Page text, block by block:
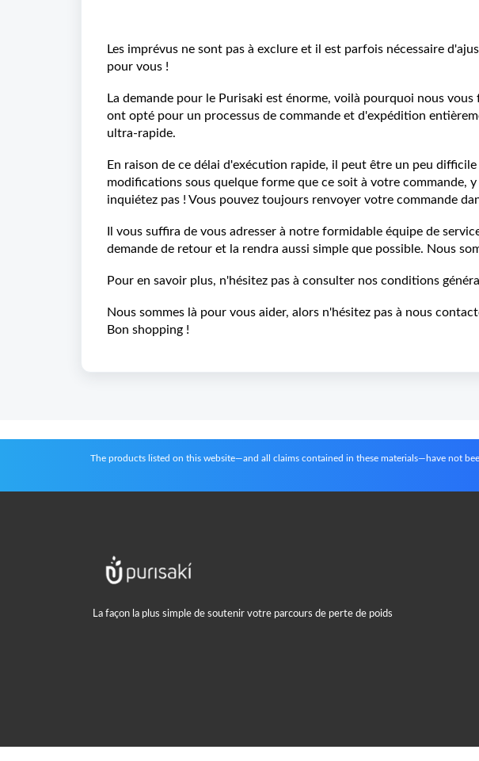
Les imprévus ne sont pas à exclure et il est parfois nécessaire
pour vous !
La demande pour le Purisaki est énorme, voilà pourquoi nous
ont opté pour un processus de commande et d'expédition
ultra-rapide.
En raison de ce délai d'exécution rapide, il peut être un peu
modifications sous quelque forme que ce soit à votre commande,
inquiétez pas ! Vous pouvez toujours renvoyer votre commande
Il vous suffira de vous adresser à notre formidable équipe de
demande de retour et la rendra aussi simple que possible. Nous
Pour en savoir plus, n'hésitez pas à consulter nos conditions
Nous sommes là pour vous aider, alors n'hésitez pas à nous
Bon shopping !
The products listed on this website—and all claims contained in these materials—have not
La façon la plus simple de soutenir votre parcours de perte de poids